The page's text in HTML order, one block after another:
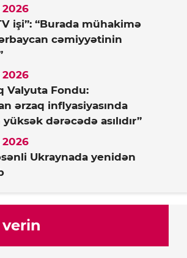
işi”: “Burada mühakimə
cəmiyyətinin
Valyuta Fondu:
ərzaq inflyasiyasında
dərəcədə asılıdır”
Ukraynada yenidən